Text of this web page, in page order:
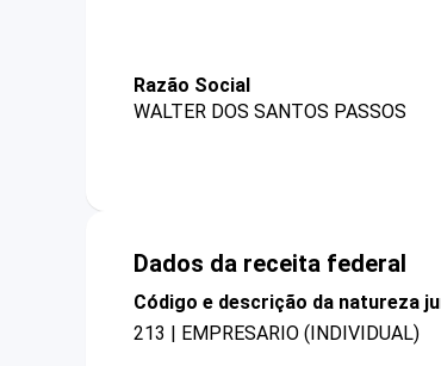
Razão Social
WALTER DOS SANTOS PASSOS
Dados da receita federal
Código e descrição da natureza
213 | EMPRESARIO (INDIVIDUAL)